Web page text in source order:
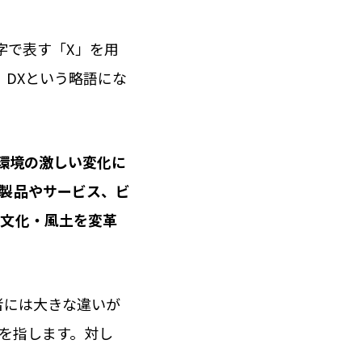
表す「X」を用
という略語にな
境の激しい変化に
品やサービス、ビ
化・風土を変革
は大きな違いが
指します。対し